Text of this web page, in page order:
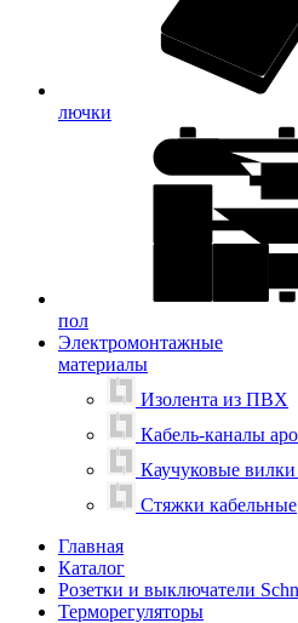
лючки
пол
Электромонтажные
материалы
Изолента из ПВХ
Кабель-каналы
Каучуковые вилки
Стяжки кабельные
Главная
Каталог
Розетки и выключатели
Терморегуляторы